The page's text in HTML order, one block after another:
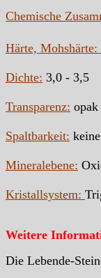
Chemische
Härte, Mohshärte:
Dichte: 3,0 - 3,5
Transparenz: opak
Spaltbarkeit: keine
Mineralebene:
Kristallsystem:
Weitere
Die Lebende-